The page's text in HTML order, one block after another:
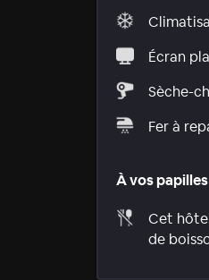
Écran
Sèche-
Fer à
À vos papilles
Cet
de